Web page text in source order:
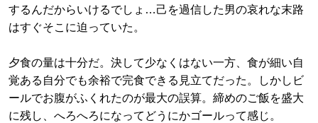
するんだからいけるでしょ…己を過信した男の哀れな末路
はすぐそこに迫っていた。
夕食の量は十分だ。決して少なくはない一方、食が細い自
覚ある自分でも余裕で完食できる見立てだった。しかしビ
ールでお腹がふくれたのが最大の誤算。締めのご飯を盛大
に残し、へろへろになってどうにかゴールって感じ。